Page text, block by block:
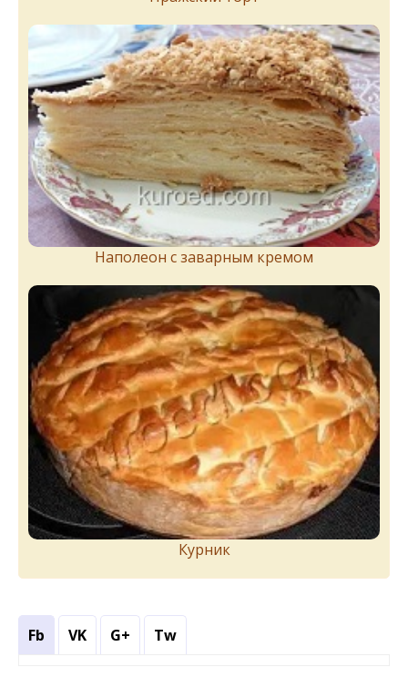
Наполеон с заварным кремом
Курник
Fb VK G+ Tw